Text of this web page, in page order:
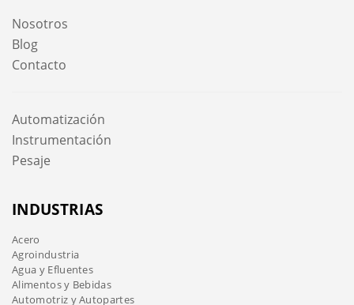
Nosotros
Blog
Contacto
Automatización
Instrumentación
Pesaje
INDUSTRIAS
Acero
Agroindustria
Agua y Efluentes
Alimentos y Bebidas
Automotriz y Autopartes